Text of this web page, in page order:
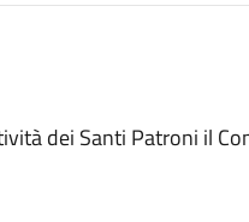
dei Santi Patroni il